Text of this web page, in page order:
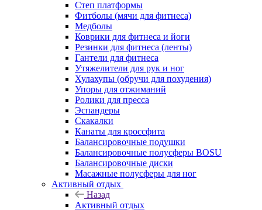
Степ платформы
Фитболы (мячи для фитнеса)
Медболы
Коврики для фитнеса и йоги
Резинки для фитнеса (ленты)
Гантели для фитнеса
Утяжелители для рук и ног
Хулахупы (обручи для похудения)
Упоры для отжиманий
Ролики для пресса
Эспандеры
Скакалки
Канаты для кроссфита
Балансировочные подушки
Балансировочные полусферы BOSU
Балансировочные диски
Масажные полусферы для ног
Активный отдых
Назад
Активный отдых